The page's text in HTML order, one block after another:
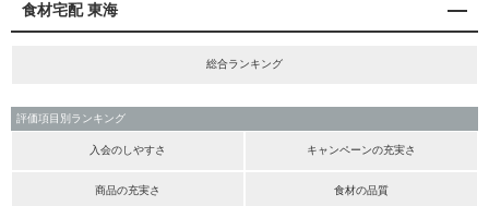
食材宅配 東海
総合ランキング
評価項目別ランキング
入会のしやすさ キャンペーンの充実さ
商品の充実さ 食材の品質